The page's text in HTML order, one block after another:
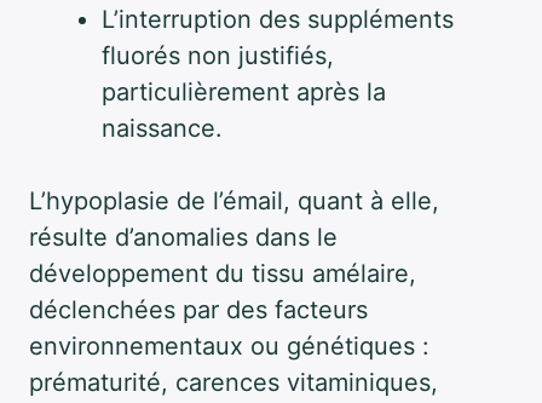
L’interruption des suppléments
fluorés non justifiés,
particulièrement après la
naissance.
L’hypoplasie de l’émail, quant à elle,
résulte d’anomalies dans le
développement du tissu amélaire,
déclenchées par des facteurs
environnementaux ou génétiques :
prématurité, carences vitaminiques,